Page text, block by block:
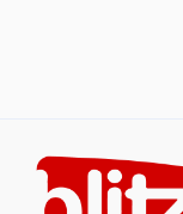
content